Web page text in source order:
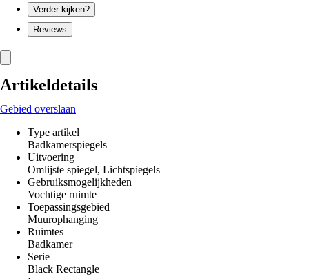
Verder kijken?
Reviews
Artikeldetails
Gebied overslaan
Type artikel
Badkamerspiegels
Uitvoering
Omlijste spiegel, Lichtspiegels
Gebruiksmogelijkheden
Vochtige ruimte
Toepassingsgebied
Muurophanging
Ruimtes
Badkamer
Serie
Black Rectangle